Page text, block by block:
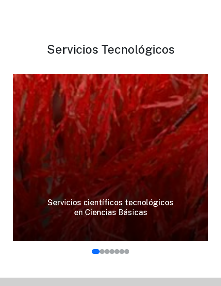
Servicios Tecnológicos
Servicios científicos tecnológicos
en Ciencias Básicas